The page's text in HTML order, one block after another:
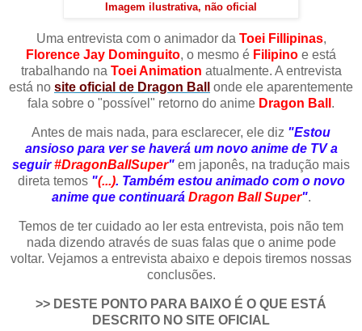
Imagem ilustrativa, não oficial
Uma entrevista com o animador da Toei Fillipinas,
Florence Jay Dominguito, o mesmo é Filipino e está
trabalhando na Toei Animation atualmente. A entrevista
está no site oficial de Dragon Ball
onde ele aparentemente
fala sobre o "possível" retorno do anime Dragon Ball .
Antes de mais nada, para esclarecer, ele diz "Estou
ansioso para ver se haverá um novo anime de TV a
seguir#DragonBallSuper" em japonês, na tradução mais
direta temos "(...). Também estou animado com o novo
anime que continuará Dragon Ball Super".
Temos de ter cuidado ao ler esta entrevista, pois não tem
nada dizendo através de suas falas que o anime pode
voltar. Vejamos a entrevista abaixo e depois tiremos nossas
conclusões.
>> DESTE PONTO PARA BAIXO É O QUE ESTÁ
DESCRITO NO SITE OFICIAL